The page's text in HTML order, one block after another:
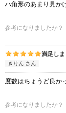
ハ角形のあまり見か
参考になりましたか？
満足しま
きりん さん
度数はちょうど良か
参考になりましたか？